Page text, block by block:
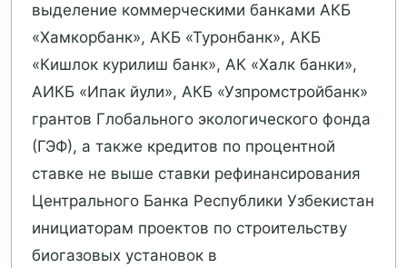
выделение коммерческими банками АКБ
«Хамкорбанк», АКБ «Туронбанк», АКБ
«Кишлок курилиш банк», АК «Халк банки»,
АИКБ «Ипак йули», АКБ «Узпромстройбанк»
грантов Глобального экологического фонда
(ГЭФ), а также кредитов по процентной
ставке не выше ставки рефинансирования
Центрального Банка Республики Узбекистан
инициаторам проектов по строительству
биогазовых установок в